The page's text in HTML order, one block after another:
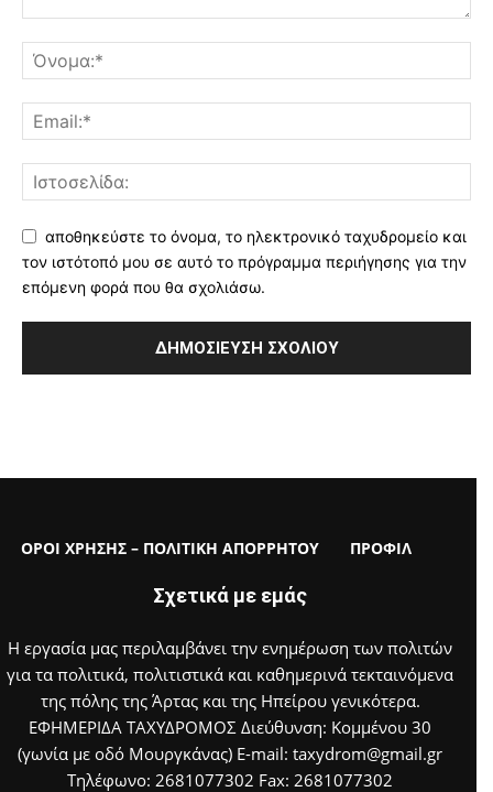
αποθηκεύστε το όνομα, το ηλεκτρονικό ταχυδρομείο και
τον ιστότοπό μου σε αυτό το πρόγραμμα περιήγησης για την
επόμενη φορά που θα σχολιάσω.
ΟΡΟΙ ΧΡΗΣΗΣ – ΠΟΛΙΤΙΚΗ ΑΠΟΡΡΗΤΟΥ ΠΡΟΦΙΛ
Σχετικά με εμάς
Η εργασία μας περιλαμβάνει την ενημέρωση των πολιτών
για τα πολιτικά, πολιτιστικά και καθημερινά τεκταινόμενα
της πόλης της Άρτας και της Ηπείρου γενικότερα.
ΕΦΗΜΕΡΙΔΑ ΤΑΧΥΔΡΟΜΟΣ Διεύθυνση: Κομμένου 30
(γωνία με οδό Μουργκάνας) E-mail: taxydrom@gmail.gr
Τηλέφωνο: 2681077302 Fax: 2681077302